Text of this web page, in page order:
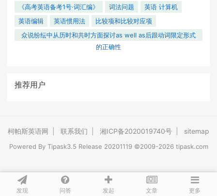
发现 问答 发起 文章 更多
《高考英语备考1号·词汇编》
词法问题
英语 计算机
英语编辑
英语惯用法
比较项和比较对应项
众说纷纭中从历时和共时方面探讨as well as后跟动词限定形式
的正确性
推荐用户
柯帕斯英语网 联系我们 湘ICP备2020019740号 sitemap
Powered By Tipask3.5 Release 20201119 ©2009-2026 tipask.com